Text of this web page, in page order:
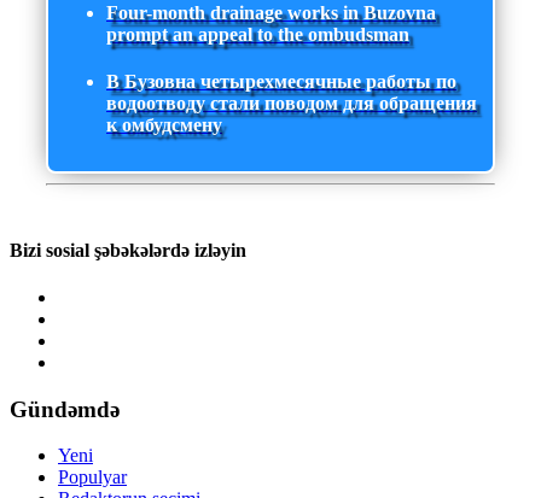
Four-month drainage works in Buzovna
prompt an appeal to the ombudsman
В Бузовна четырехмесячные работы по
водоотводу стали поводом для обращения
к омбудсмену
Bizi sosial şəbəkələrdə izləyin
Gündəmdə
Yeni
Populyar